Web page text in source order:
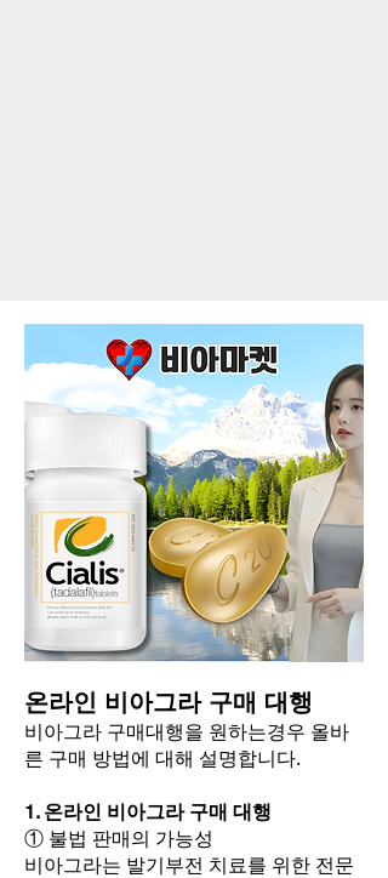
온라인 비아그라 구매 대행
비아그라 구매대행을 원하는경우 올바
른 구매 방법에 대해 설명합니다.
1. 온라인 비아그라 구매 대행
① 불법 판매의 가능성
비아그라는 발기부전 치료를 위한 전문